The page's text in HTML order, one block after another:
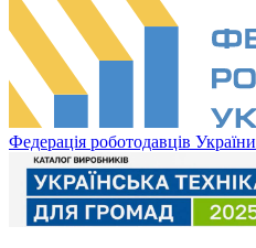
Федерація роботодавців України